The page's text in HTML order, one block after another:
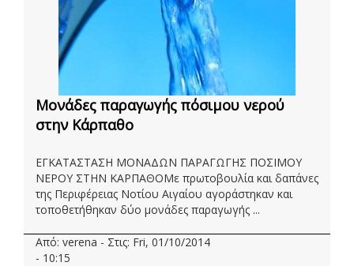
Μονάδες παραγωγής πόσιμου νερού
στην Κάρπαθο
ΕΓΚΑΤΑΣΤΑΣΗ ΜΟΝΑΔΩΝ ΠΑΡΑΓΩΓΗΣ ΠΟΣΙΜΟΥ
ΝΕΡΟΥ ΣΤΗΝ ΚΑΡΠΑΘΟΜε πρωτοβουλία και δαπάνες
της Περιφέρειας Νοτίου Αιγαίου αγοράστηκαν και
τοποθετήθηκαν δύο μονάδες παραγωγής ...
Από: verena - Στις: Fri, 01/10/2014
- 10:15